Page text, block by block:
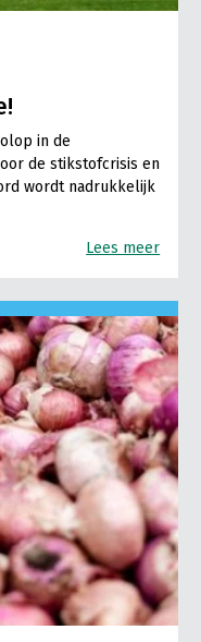
in de
de stikstofcrisis en
wordt nadrukkelijk
Lees meer